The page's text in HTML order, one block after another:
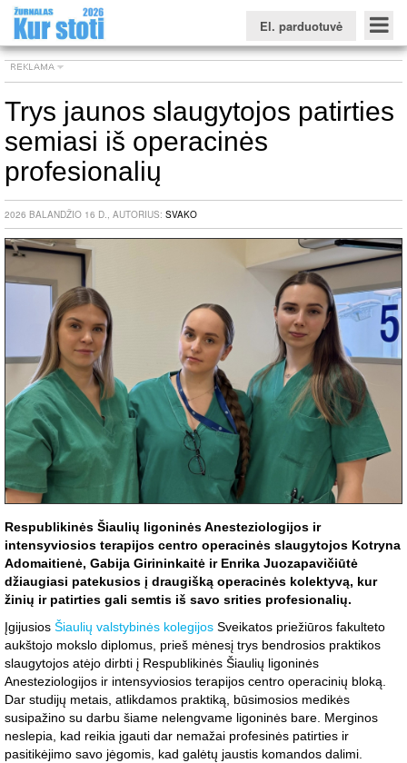
El. parduotuvė
Konkursinio balo skaičiuoklė Žurnalas KUR STOTI
FORUMAS Naujienos Svarbiausios datos
Kolegijų sritis
Profesinių mokyklų sritis
Trys jaunos slaugytojos patirties
semiasi iš operacinės
profesionalių
2026 BALANDŽIO 16 D., AUTORIUS: SVAKO
Respublikinės Šiaulių ligoninės Anesteziologijos ir
intensyviosios terapijos centro operacinės slaugytojos Kotryna
Adomaitienė, Gabija Girininkaitė ir Enrika Juozapavičiūtė
džiaugiasi patekusios į draugišką operacinės kolektyvą, kur
žinių ir patirties gali semtis iš savo srities profesionalių.
Įgijusios Šiaulių valstybinės kolegijos Sveikatos priežiūros fakulteto
aukštojo mokslo diplomus, prieš mėnesį trys bendrosios praktikos
slaugytojos atėjo dirbti į Respublikinės Šiaulių ligoninės
Anesteziologijos ir intensyviosios terapijos centro operacinių bloką.
Dar studijų metais, atlikdamos praktiką, būsimosios medikės
susipažino su darbu šiame nelengvame ligoninės bare. Merginos
neslepia, kad reikia įgauti dar nemažai profesinės patirties ir
pasitikėjimo savo jėgomis, kad galėtų jaustis komandos dalimi.